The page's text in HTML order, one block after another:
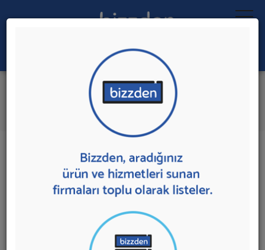
Ara:
Dövme Stüdyosu
İlk 5 Firmaya Mesaj Gönder
11 sonuç bulundu.